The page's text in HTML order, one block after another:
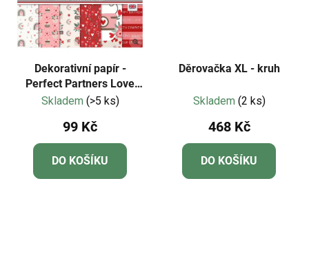
Dekorativní papír -
Perfect Partners Love
Always 8x8"
Skladem (>5 ks)
99 Kč
DO KOŠÍKU
Děrovačka XL - kruh
Skladem (2 ks)
468 Kč
DO KOŠÍKU